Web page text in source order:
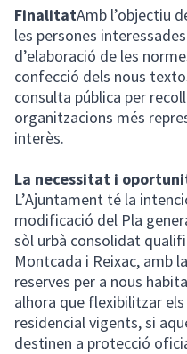
FinalitatAmb l’objectiu
les persones
d’elaboració de les
confecció dels nous
consulta pública per
organitzacions més
interès.
La necessitat i
L’Ajuntament té la
modificació del Pla
sòl urbà consolidat
Montcada i Reixac, amb
reserves per a nous
alhora que flexibilitzar
residencial vigents, si
destinen a protecció